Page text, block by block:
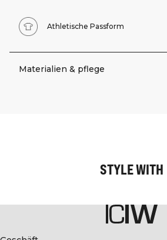
Athletische Passform
Materialien & pflege
STYLE WITH